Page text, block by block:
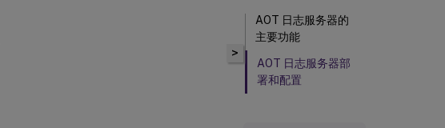
>
AOT 日志服务器的
主要功能
AOT 日志服务器部
署和配置